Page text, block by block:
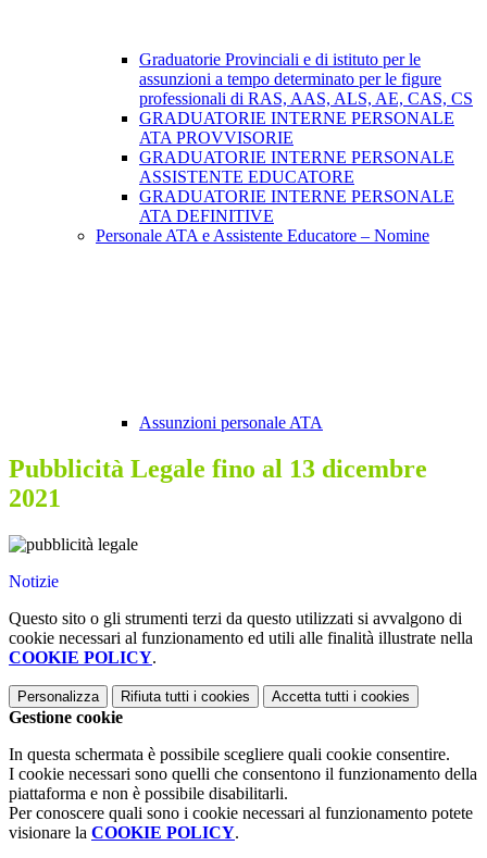
Graduatorie Provinciali e di istituto per le
assunzioni a tempo determinato per le figure
professionali di RAS, AAS, ALS, AE, CAS, CS
GRADUATORIE INTERNE PERSONALE
ATA PROVVISORIE
GRADUATORIE INTERNE PERSONALE
ASSISTENTE EDUCATORE
GRADUATORIE INTERNE PERSONALE
ATA DEFINITIVE
Personale ATA e Assistente Educatore – Nomine
Assunzioni personale ATA
Pubblicità Legale fino al 13 dicembre
2021
Notizie
Questo sito o gli strumenti terzi da questo utilizzati si avvalgono di
cookie necessari al funzionamento ed utili alle finalità illustrate nella
COOKIE POLICY.
Personalizza Rifiuta tutti i cookies Accetta tutti i cookies
Gestione cookie
In questa schermata è possibile scegliere quali cookie consentire.
I cookie necessari sono quelli che consentono il funzionamento della
piattaforma e non è possibile disabilitarli.
Per conoscere quali sono i cookie necessari al funzionamento potete
visionare la COOKIE POLICY.